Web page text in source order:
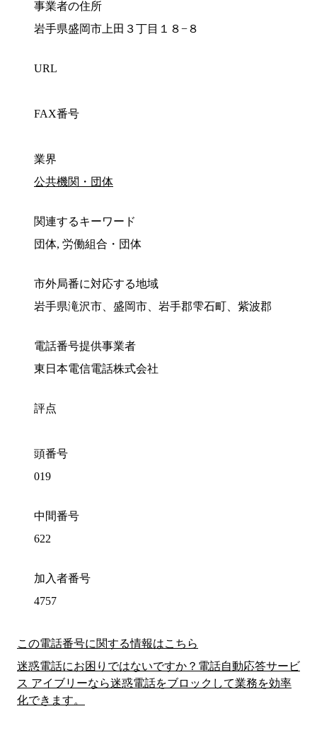
事業者の住所
岩手県盛岡市上田３丁目１８−８
URL
FAX番号
業界
公共機関・団体
関連するキーワード
団体, 労働組合・団体
市外局番に対応する地域
岩手県滝沢市、盛岡市、岩手郡雫石町、紫波郡
電話番号提供事業者
東日本電信電話株式会社
評点
頭番号
019
中間番号
622
加入者番号
4757
この電話番号に関する情報はこちら
迷惑電話にお困りではないですか？電話自動応答サービ
ス アイブリーなら迷惑電話をブロックして業務を効率
化できます。